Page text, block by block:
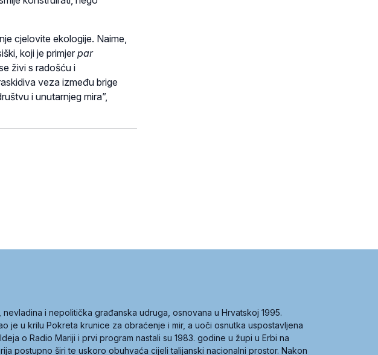
cjelovite ekologije. Naime,
koji je primjer par
živi s radošću i
veza između brige
i unutarnjeg mira”,
i nepolitička građanska udruga, osnovana u Hrvatskoj 1995.
je u krilu Pokreta krunice za obraćenje i mir, a uoči osnutka uspostavljena
o Radio Mariji i prvi program nastali su 1983. godine u župi u Erbi na
postupno širi te uskoro obuhvaća cijeli talijanski nacionalni prostor. Nakon